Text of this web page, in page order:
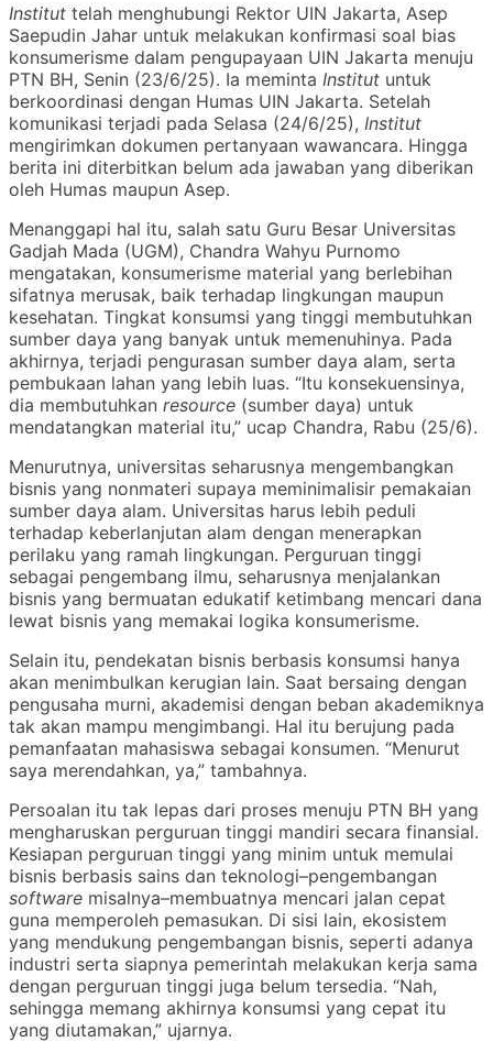
Institut telah menghubungi Rektor UIN Jakarta, Asep
Saepudin Jahar untuk melakukan konfirmasi soal bias
konsumerisme dalam pengupayaan UIN Jakarta menuju
PTN BH, Senin (23/6/25). Ia meminta Institut untuk
berkoordinasi dengan Humas UIN Jakarta. Setelah
komunikasi terjadi pada Selasa (24/6/25), Institut
mengirimkan dokumen pertanyaan wawancara. Hingga
berita ini diterbitkan belum ada jawaban yang diberikan
oleh Humas maupun Asep.
Menanggapi hal itu, salah satu Guru Besar Universitas
Gadjah Mada (UGM), Chandra Wahyu Purnomo
mengatakan, konsumerisme material yang berlebihan
sifatnya merusak, baik terhadap lingkungan maupun
kesehatan. Tingkat konsumsi yang tinggi membutuhkan
sumber daya yang banyak untuk memenuhinya. Pada
akhirnya, terjadi pengurasan sumber daya alam, serta
pembukaan lahan yang lebih luas. “Itu konsekuensinya,
dia membutuhkan resource (sumber daya) untuk
mendatangkan material itu,” ucap Chandra, Rabu (25/6).
Menurutnya, universitas seharusnya mengembangkan
bisnis yang nonmateri supaya meminimalisir pemakaian
sumber daya alam. Universitas harus lebih peduli
terhadap keberlanjutan alam dengan menerapkan
perilaku yang ramah lingkungan. Perguruan tinggi
sebagai pengembang ilmu, seharusnya menjalankan
bisnis yang bermuatan edukatif ketimbang mencari dana
lewat bisnis yang memakai logika konsumerisme.
Selain itu, pendekatan bisnis berbasis konsumsi hanya
akan menimbulkan kerugian lain. Saat bersaing dengan
pengusaha murni, akademisi dengan beban akademiknya
tak akan mampu mengimbangi. Hal itu berujung pada
pemanfaatan mahasiswa sebagai konsumen. “Menurut
saya merendahkan, ya,” tambahnya.
Persoalan itu tak lepas dari proses menuju PTN BH yang
mengharuskan perguruan tinggi mandiri secara finansial.
Kesiapan perguruan tinggi yang minim untuk memulai
bisnis berbasis sains dan teknologi–pengembangan
software misalnya–membuatnya mencari jalan cepat
guna memperoleh pemasukan. Di sisi lain, ekosistem
yang mendukung pengembangan bisnis, seperti adanya
industri serta siapnya pemerintah melakukan kerja sama
dengan perguruan tinggi juga belum tersedia. “Nah,
sehingga memang akhirnya konsumsi yang cepat itu
yang diutamakan,” ujarnya.